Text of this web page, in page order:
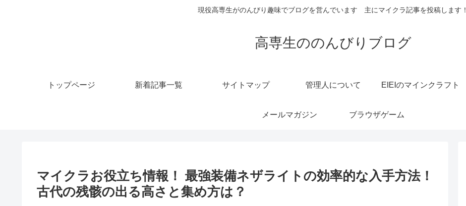
現役高専生がのんびり趣味でブログを営んでいます 主にマイクラ記事を投稿します！
高専生ののんびりブログ
トップページ 新着記事一覧 サイトマップ 管理人について EIEIのマインクラフト
メールマガジン ブラウザゲーム
マイクラお役立ち情報！ 最強装備ネザライトの効率的な入手方法！
古代の残骸の出る高さと集め方は？